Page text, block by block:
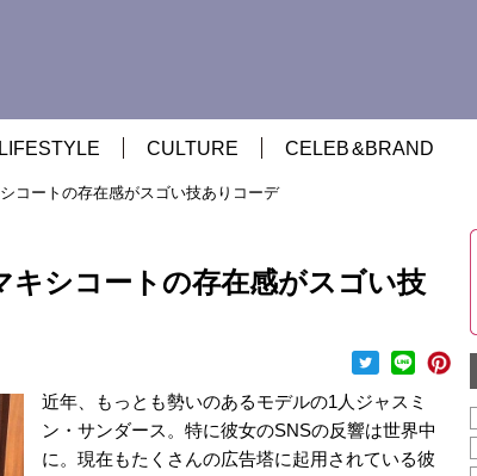
LIFESTYLE CULTURE CELEB&BRAND
コートの存在感がスゴい技ありコーデ
シコートの存在感がスゴい技
近年、もっとも勢いのあるモデルの1人ジャスミ
ン・サンダース。特に彼女のSNSの反響は世界中
に。現在もたくさんの広告塔に起用されている彼